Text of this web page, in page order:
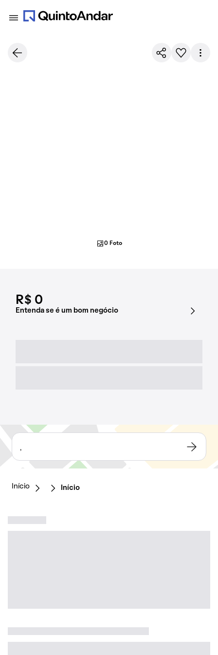
R$ 0
Entenda se é um bom negócio
0 Foto
,
Início Início